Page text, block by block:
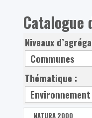
Catalogue
Niveaux
Thématique :
NATURA 2000